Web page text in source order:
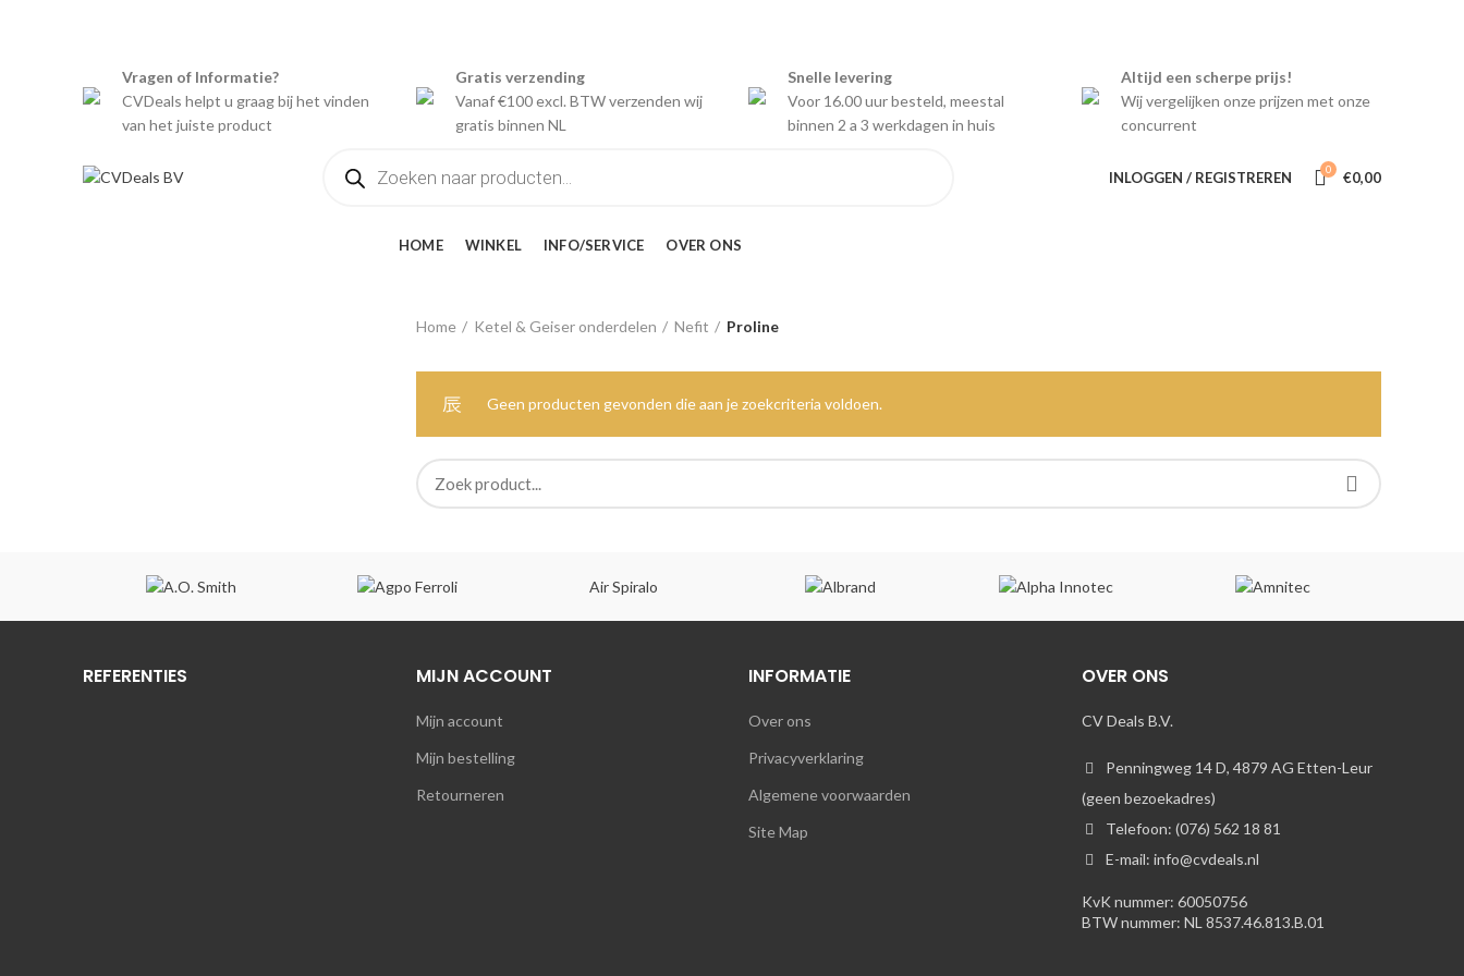
Vragen of Informatie?
CVDeals helpt u graag bij het vinden
van het juiste product
Gratis verzending
Vanaf €100 excl. BTW verzenden wij
gratis binnen NL
Snelle levering
Voor 16.00 uur besteld, meestal
binnen 2 a 3 werkdagen in huis
Altijd een scherpe prijs!
Wij vergelijken onze prijzen met onze
concurrent
zoeken
INLOGGEN / REGISTREREN 0 €0,00
HOME WINKEL INFO/SERVICE OVER ONS
Home Ketel & Geiser onderdelen Nefit Proline
Geen producten gevonden die aan je zoekcriteria voldoen.
Air Spiralo
REFERENTIES MIJN ACCOUNT
Mijn account
Mijn bestelling
Retourneren
INFORMATIE
Over ons
Privacyverklaring
Algemene voorwaarden
Site Map
OVER ONS
CV Deals B.V.
Penningweg 14 D, 4879 AG Etten-Leur
(geen bezoekadres)
Telefoon: (076) 562 18 81
E-mail: info@cvdeals.nl
KvK nummer: 60050756
BTW nummer: NL 8537.46.813.B.01